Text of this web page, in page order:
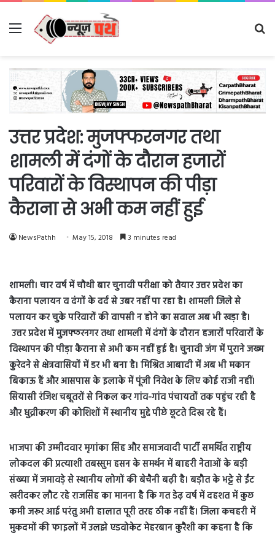
Menu
उत्तर प्रदेश: मुजफ्फरनगर तथा
शामली में दंगों के दौरान हजारों
परिवारों के विस्थापन की पीड़ा
कैराना से अभी कम नहीं हुई
NewsPathh May 15, 2018 3 minutes read
शामली। चार वर्ष में चौथी बार चुनावी परीक्षा को तैयार उत्तर प्रदेश का
कैराना पलायन व दंगों के दर्द से उबर नहीं पा रहा है। शामली जिले से
पलायन कर चुके परिवारों की वापसी न होने का सवाल अब भी खड़ा है।
उत्तर प्रदेश में मुजफ्फरनगर तथा शामली में दंगों के दौरान हजारों परिवारों के
विस्थापन की पीड़ा कैराना से अभी कम नहीं हुई है। चुनावी जंग में पुराने जख्म
कुरेदने से क्षेत्रवासियों में डर भी बना है। मिश्रित आबादी में अब भी मकान
बिकाऊ हैं और आसपास के इलाके में पूंजी निवेश के लिए कोई राजी नहीं।
सियासी रंजिश चबूतरों से निकल कर गांव-गांव पंचायतों तक पहुंच रही है
और धुव्रीकरण की कोशिशों में स्थानीय मुद्दे पीछे छूटते दिख रहे हैं।
भाजपा की उम्मीदवार मृगांका सिंह और समाजवादी पार्टी समर्थित राष्ट्रीय
लोकदल की प्रत्याशी तबस्सुम हसन के समर्थन में बाहरी नेताओं के बड़ी
संख्या में जमावड़े से स्थानीय लोगों की बेचैनी बढ़ी है। बड़ौत के भट्टे से ईंट
खरीदकर लौट रहे राजसिंह का मानना है कि गत डेढ़ वर्ष में दहशत में कुछ
कमी जरूर आई परंतु अभी हालात पूरी तरह ठीक नहीं हैं। जिला कचहरी में
मुकदमों की फाइलों में उलझे एडवोकेट मेहरबान कुरैशी का कहना है कि